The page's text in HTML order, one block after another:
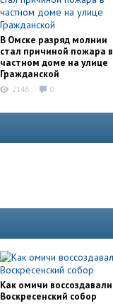
В Омске разряд молнии
стал причиной пожара в
частном доме на улице
Гражданской
2146 0
Как омичи воссоздавали
Воскресенский собор